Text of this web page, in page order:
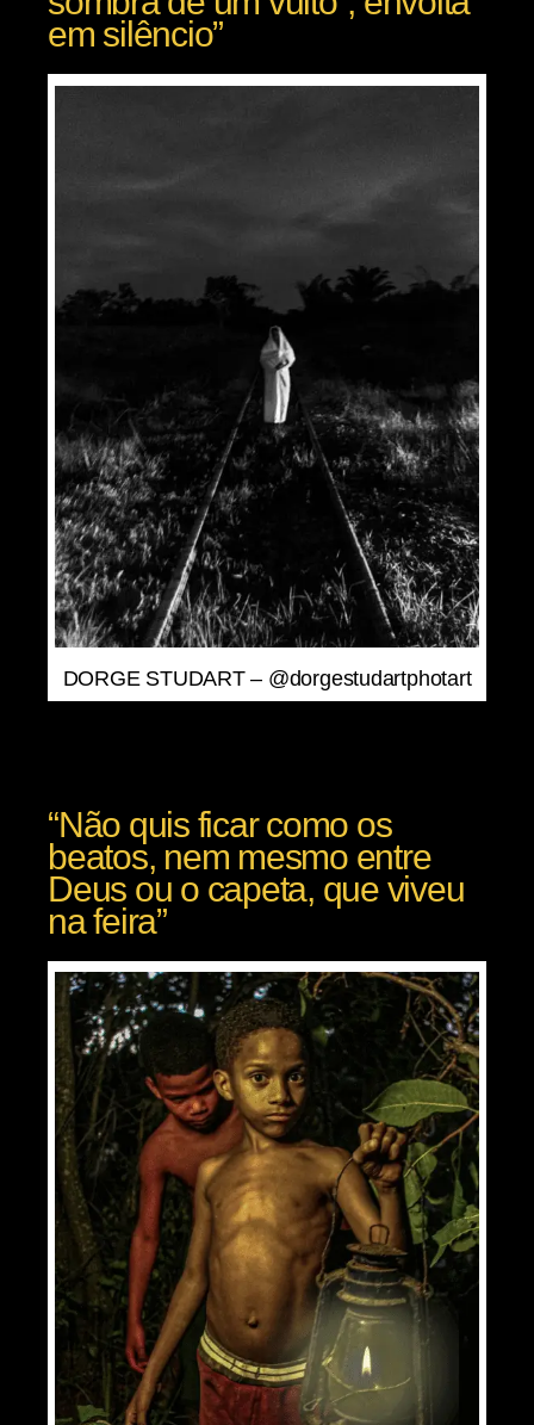
em silêncio”
DORGE STUDART – @dorgestudartphotart
“Não quis ficar como os
beatos, nem mesmo entre
Deus ou o capeta, que viveu
na feira”